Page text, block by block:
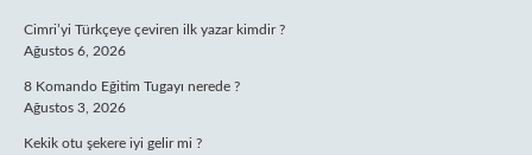
Cimri’yi Türkçeye çeviren ilk yazar kimdir ?
Ağustos 6, 2026
8 Komando Eğitim Tugayı nerede ?
Ağustos 3, 2026
Kekik otu şekere iyi gelir mi ?